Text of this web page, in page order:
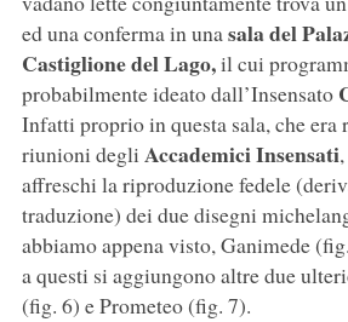
ed una conferma in unasala del
Castiglione del Lago,il cui
probabilmente ideato dall’Insensato
Infatti proprio in questa sala, che era
riunioni degli Accademici Insensati
affreschi la riproduzione fedele
traduzione) dei due disegni
abbiamo appena visto, Ganimede
a questi si aggiungono altre due
(fig. 6) e Prometeo (fig. 7).